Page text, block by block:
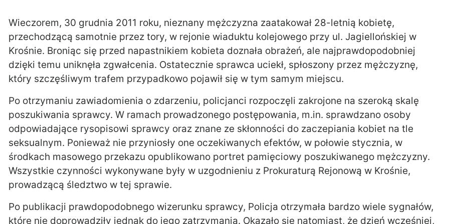
Wieczorem, 30 grudnia 2011 roku, nieznany mężczyzna zaatakował 28-letnią kobietę,
przechodzącą samotnie przez tory, w rejonie wiaduktu kolejowego przy ul. Jagiellońskiej w
Krośnie. Broniąc się przed napastnikiem kobieta doznała obrażeń, ale najprawdopodobniej
dzięki temu uniknęła zgwałcenia. Ostatecznie sprawca uciekł, spłoszony przez mężczyznę,
który szczęśliwym trafem przypadkowo pojawił się w tym samym miejscu.
Po otrzymaniu zawiadomienia o zdarzeniu, policjanci rozpoczęli zakrojone na szeroką skalę
poszukiwania sprawcy. W ramach prowadzonego postępowania, m.in. sprawdzano osoby
odpowiadające rysopisowi sprawcy oraz znane ze skłonności do zaczepiania kobiet na tle
seksualnym. Ponieważ nie przyniosły one oczekiwanych efektów, w połowie stycznia, w
środkach masowego przekazu opublikowano portret pamięciowy poszukiwanego mężczyzny.
Wszystkie czynności wykonywane były w uzgodnieniu z Prokuraturą Rejonową w Krośnie,
prowadzącą śledztwo w tej sprawie.
Po publikacji prawdopodobnego wizerunku sprawcy, Policja otrzymała bardzo wiele sygnałów,
które nie doprowadziły jednak do jego zatrzymania. Okazało się natomiast, że dzień wcześniej,